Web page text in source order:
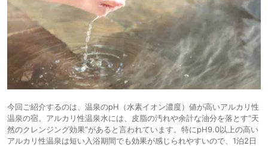
今回ご紹介するのは、温泉のpH（水素イオン濃度）値が高いアルカリ性
温泉の宿。アルカリ性温泉水には、皮脂の汚れや余計な油分を落とす“天
然のクレンジング効果”があると言われています。特にpH9.0以上の高い
アルカリ性温泉は短い入浴期間でも効果が感じられやすいので、1泊2日